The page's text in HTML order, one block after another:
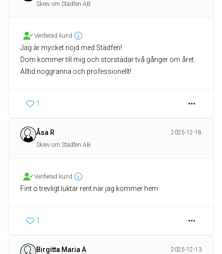
Skrev om Städfen AB
Verifierad kund
Jag är mycket nöjd med Städfen!
Dom kommer till mig och storstädar två gånger om året.
Alltid noggranna och professionellt!
1
Åsa R
2025-12-18
Skrev om Städfen AB
Verifierad kund
Fint o trevligt luktar rent när jag kommer hem
1
Birgitta Maria A
2025-12-13